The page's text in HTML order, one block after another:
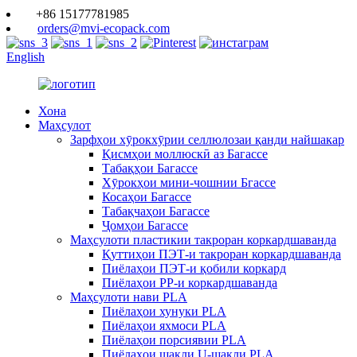
+86 15177781985
orders@mvi-ecopack.com
English
Хона
Маҳсулот
Зарфҳои хӯрокхӯрии селлюлозаи қанди найшакар
Қисмҳои моллюскӣ аз Багассе
Табақҳои Багассе
Хӯрокҳои мини-чошнии Бгассе
Косаҳои Багассе
Табақчаҳои Багассе
Ҷомҳои Багассе
Маҳсулоти пластикии такроран коркардшаванда
Қуттиҳои ПЭТ-и такроран коркардшаванда
Пиёлаҳои ПЭТ-и қобили коркард
Пиёлаҳои PP-и коркардшаванда
Маҳсулоти нави PLA
Пиёлаҳои хунуки PLA
Пиёлаҳои яхмоси PLA
Пиёлаҳои порсиявии PLA
Пиёлаҳои шакли U-шакли PLA